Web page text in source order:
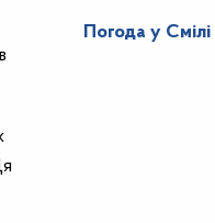
Погода у Смілі